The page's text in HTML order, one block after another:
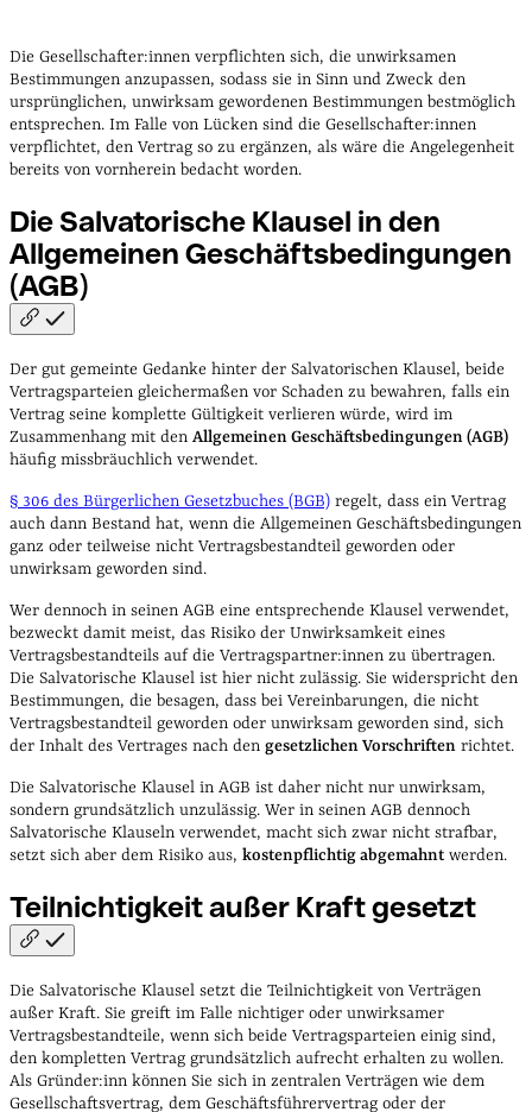
Die Gesellschafter:innen verpflichten sich, die unwirksamen
Bestimmungen anzupassen, sodass sie in Sinn und Zweck den
ursprünglichen, unwirksam gewordenen Bestimmungen bestmöglich
entsprechen. Im Falle von Lücken sind die Gesellschafter:innen
verpflichtet, den Vertrag so zu ergänzen, als wäre die Angelegenheit
bereits von vornherein bedacht worden.
Die Salvatorische Klausel in den
Allgemeinen Geschäftsbedingungen
(AGB)
Der gut gemeinte Gedanke hinter der Salvatorischen Klausel, beide
Vertragsparteien gleichermaßen vor Schaden zu bewahren, falls ein
Vertrag seine komplette Gültigkeit verlieren würde, wird im
Zusammenhang mit den Allgemeinen Geschäftsbedingungen (AGB)
häufig missbräuchlich verwendet.
§ 306 des Bürgerlichen Gesetzbuches (BGB) regelt, dass ein Vertrag
auch dann Bestand hat, wenn die Allgemeinen Geschäftsbedingungen
ganz oder teilweise nicht Vertragsbestandteil geworden oder
unwirksam geworden sind.
Wer dennoch in seinen AGB eine entsprechende Klausel verwendet,
bezweckt damit meist, das Risiko der Unwirksamkeit eines
Vertragsbestandteils auf die Vertragspartner:innen zu übertragen.
Die Salvatorische Klausel ist hier nicht zulässig. Sie widerspricht den
Bestimmungen, die besagen, dass bei Vereinbarungen, die nicht
Vertragsbestandteil geworden oder unwirksam geworden sind, sich
der Inhalt des Vertrages nach den gesetzlichen Vorschriften richtet.
Die Salvatorische Klausel in AGB ist daher nicht nur unwirksam,
sondern grundsätzlich unzulässig. Wer in seinen AGB dennoch
Salvatorische Klauseln verwendet, macht sich zwar nicht strafbar,
setzt sich aber dem Risiko aus, kostenpflichtig abgemahnt werden.
Teilnichtigkeit außer Kraftgesetzt
Die Salvatorische Klausel setzt die Teilnichtigkeit von Verträgen
außer Kraft. Sie greift im Falle nichtiger oder unwirksamer
Vertragsbestandteile, wenn sich beide Vertragsparteien einig sind,
den kompletten Vertrag grundsätzlich aufrecht erhalten zu wollen.
Als Gründer:inn können Sie sich in zentralen Verträgen wie dem
Gesellschaftsvertrag, dem Geschäftsführervertrag oder der